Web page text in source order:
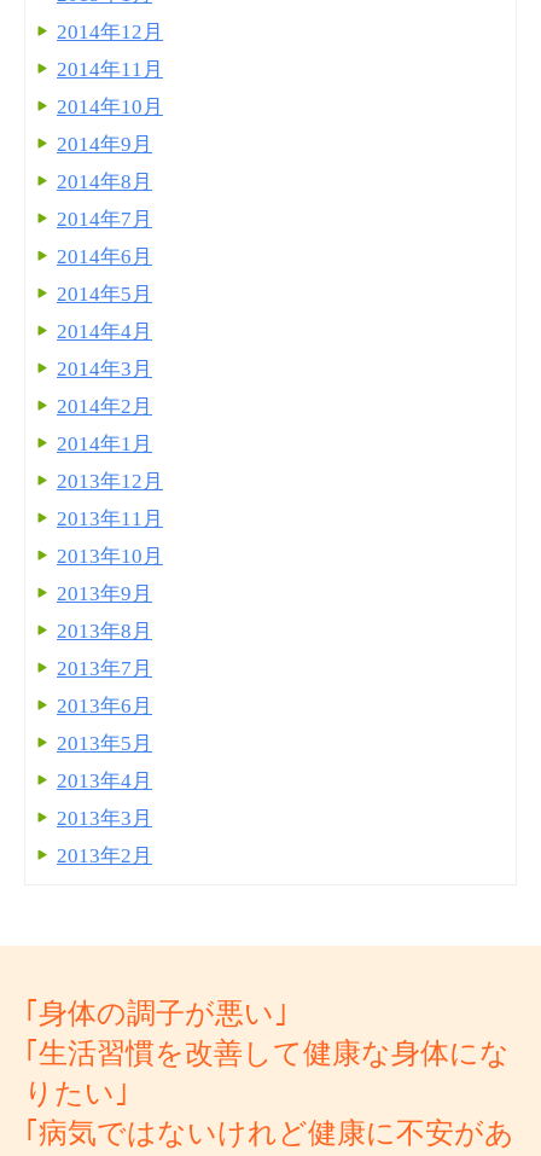
2014年12月
2014年11月
2014年10月
2014年9月
2014年8月
2014年7月
2014年6月
2014年5月
2014年4月
2014年3月
2014年2月
2014年1月
2013年12月
2013年11月
2013年10月
2013年9月
2013年8月
2013年7月
2013年6月
2013年5月
2013年4月
2013年3月
2013年2月
｢身体の調子が悪い｣
｢生活習慣を改善して健康な身体にな
りたい｣
｢病気ではないけれど健康に不安があ